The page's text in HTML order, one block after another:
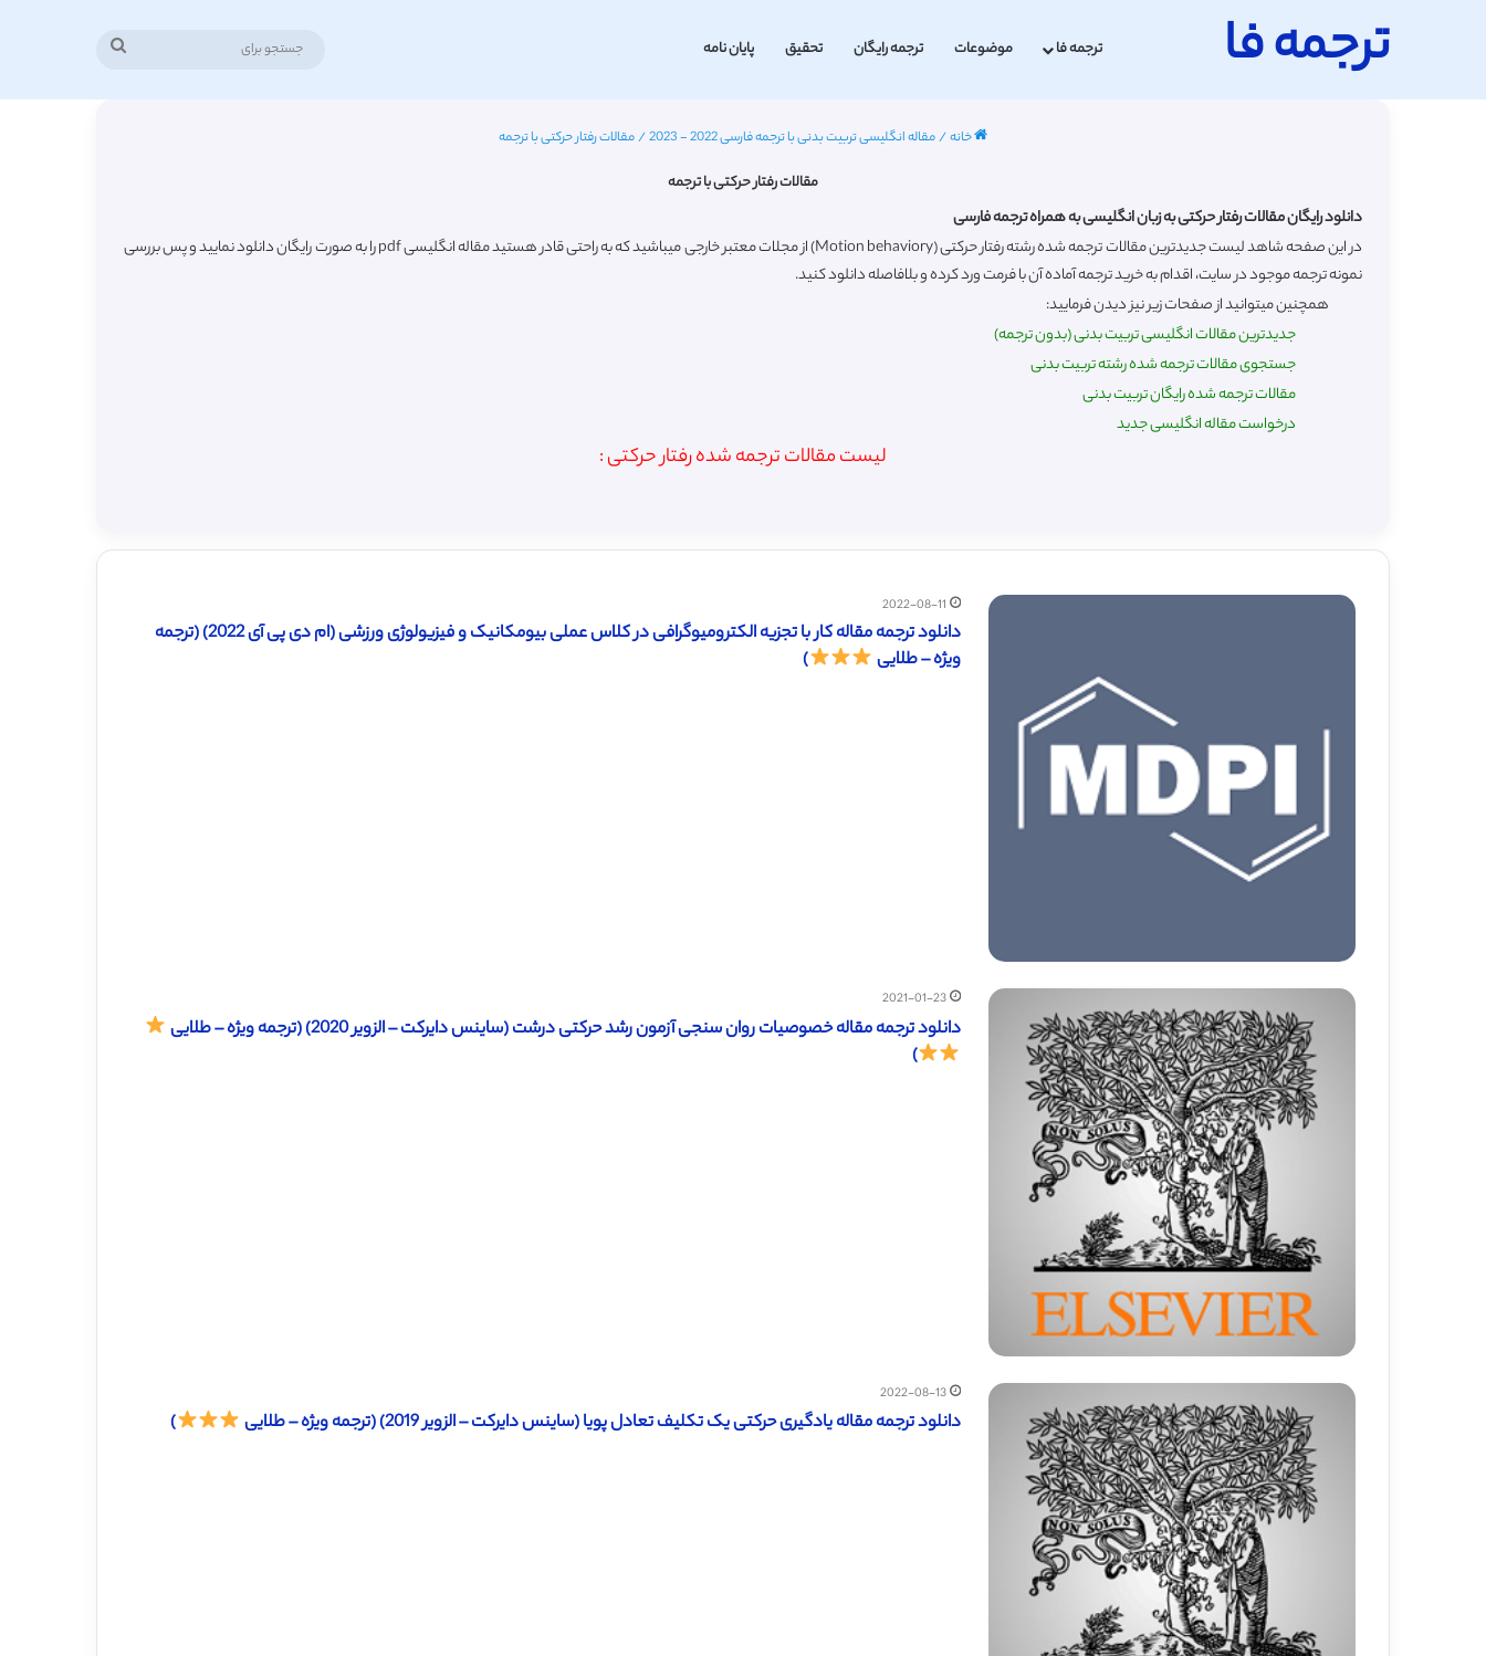
ترجمه فا ترجمه فا موضوعات ترجمه رایگان تحقیق پایان نامه
خانه/مقاله انگلیسی تربیت بدنی با ترجمه فارسی 2022 - 2023 /مقالات رفتار حرکتی با ترجمه
مقالات رفتار حرکتی با ترجمه
دانلود رایگان مقالات رفتار حرکتی به زبان انگلیسی به همراه ترجمه فارسی
در این صفحه شاهد لیست جدیدترین مقالات ترجمه شده رشته رفتار حرکتی (Motion behaviory) از مجلات معتبر خارجی میباشید که به راحتی قادر هستید مقاله انگلیسی pdf را به صورت رایگان دانلود نمایید و پس بررسی
نمونه ترجمه موجود در سایت، اقدام به خرید ترجمه آماده آن با فرمت ورد کرده و بلافاصله دانلود کنید.
همچنین میتوانید از صفحات زیر نیز دیدن فرمایید:
جدیدترین مقالات انگلیسی تربیت بدنی (بدون ترجمه)
جستجوی مقالات ترجمه شده رشته تربیت بدنی
مقالات ترجمه شده رایگان تربیت بدنی
درخواست مقاله انگلیسی جدید
لیست مقالات ترجمه شده رفتار حرکتی :
2022-08-11
دانلود ترجمه مقاله کار با تجزیه الکترومیوگرافی در کلاس عملی بیومکانیک و فیزیولوژی ورزشی (ام دی پی آی 2022) (ترجمه
ویژه – طلایی
)
2021-01-23
دانلود ترجمه مقاله خصوصیات روان سنجی آزمون رشد حرکتی درشت (ساینس دایرکت – الزویر 2020) (ترجمه ویژه – طلایی
)
2022-08-13
دانلود ترجمه مقاله یادگیری حرکتی یک تکلیف تعادل پویا (ساینس دایرکت – الزویر 2019) (ترجمه ویژه – طلایی )